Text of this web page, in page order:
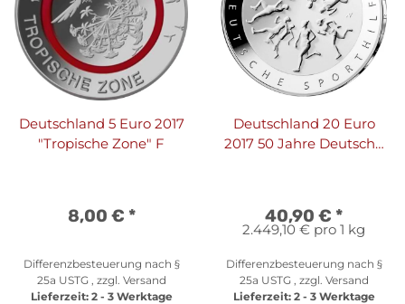
Deutschland 5 Euro 2017
"Tropische Zone" F
8,00 € *
Differenzbesteuerung nach §
25a USTG , zzgl. Versand
Lieferzeit: 2 - 3 Werktage
Deutschland 20 Euro
2017 50 Jahre Deutsche
40,90 € *
2.449,10 € pro 1 kg
Differenzbesteuerung nach §
25a USTG , zzgl. Versand
Lieferzeit: 2 - 3 Werktage